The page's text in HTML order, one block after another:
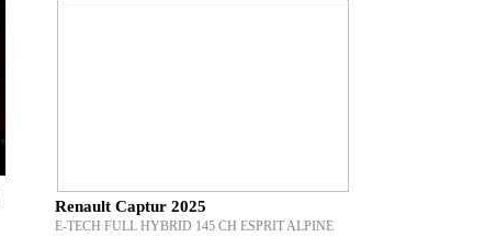
Renault Captur 2025
E-TECH FULL HYBRID 145 CH ESPRIT ALPINE